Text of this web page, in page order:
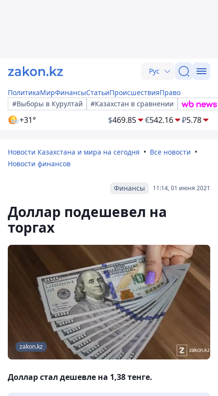
Рус
ПолитикаМирФинансыСтатьиПроисшествияПраво
#Выборы в Курултай
#Казахстан в сравнении
+31° $469.85 €542.16 ₽5.78
Новости Казахстана и мира на сегодня
Все новости
Новости финансов
11:14, 01 июня 2021
Финансы
Доллар подешевел на
торгах
zakon.kz
Доллар стал дешевле на 1,38 тенге.